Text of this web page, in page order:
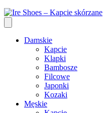
Damskie
Kapcie
Klapki
Bambosze
Filcowe
Japonki
Kozaki
Męskie